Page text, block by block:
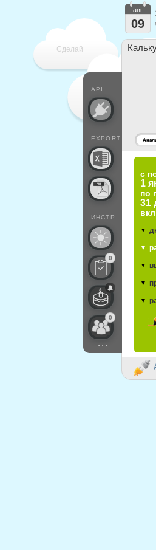
с
1
по
31
▼
▼
▼
▼
▼
Сделай
API
EXPORT
ИНСТР.
0
0
...
авг
09